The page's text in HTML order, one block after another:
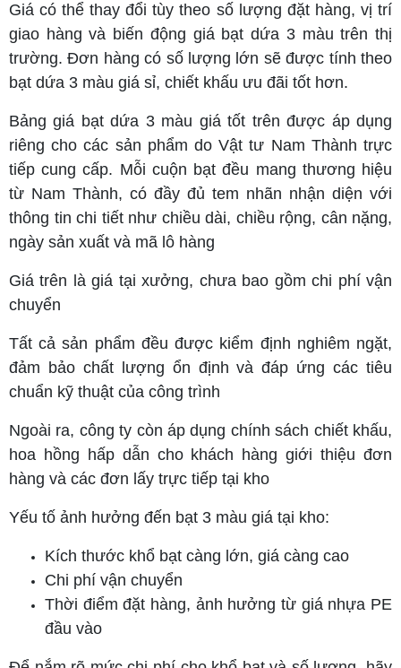
Giá có thể thay đổi tùy theo số lượng đặt hàng, vị trí
giao hàng và biến động giá bạt dứa 3 màu trên thị
trường. Đơn hàng có số lượng lớn sẽ được tính theo
bạt dứa 3 màu giá sỉ, chiết khấu ưu đãi tốt hơn.
Bảng giá bạt dứa 3 màu giá tốt trên được áp dụng
riêng cho các sản phẩm do Vật tư Nam Thành trực
tiếp cung cấp. Mỗi cuộn bạt đều mang thương hiệu
từ Nam Thành, có đầy đủ tem nhãn nhận diện với
thông tin chi tiết như chiều dài, chiều rộng, cân nặng,
ngày sản xuất và mã lô hàng
Giá trên là giá tại xưởng, chưa bao gồm chi phí vận
chuyển
Tất cả sản phẩm đều được kiểm định nghiêm ngặt,
đảm bảo chất lượng ổn định và đáp ứng các tiêu
chuẩn kỹ thuật của công trình
Ngoài ra, công ty còn áp dụng chính sách chiết khấu,
hoa hồng hấp dẫn cho khách hàng giới thiệu đơn
hàng và các đơn lấy trực tiếp tại kho
Yếu tố ảnh hưởng đến bạt 3 màu giá tại kho:
Kích thước khổ bạt càng lớn, giá càng cao
Chi phí vận chuyển
Thời điểm đặt hàng, ảnh hưởng từ giá nhựa PE
đầu vào